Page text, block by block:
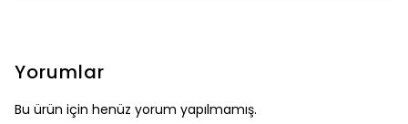
Yorumlar
Bu ürün için henüz yorum yapılmamış.